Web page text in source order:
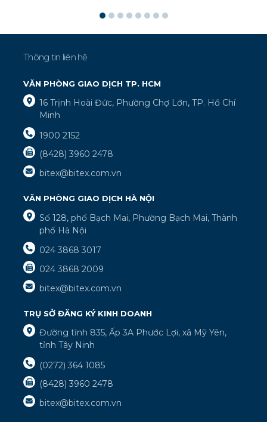
Thông tin liên hệ
VĂN PHÒNG GIAO DỊCH TP. HCM
16 Trịnh Hoài Đức, Phường Chợ Lớn, TP. Hồ Chí
Minh
1900 2152
(8428) 3960 2478
bitex@bitex.com.vn
VĂN PHÒNG GIAO DỊCH HÀ NỘI
Số 128, phố Bạch Mai, Phường Bạch Mai, Thành
phố Hà Nội
024 3868 3017
024 3868 2009
bitex@bitex.com.vn
TRỤ SỞ ĐĂNG KÝ KINH DOANH
Đường tỉnh 835, Ấp 3A Phước Lợi, xã Mỹ Yên,
tỉnh Tây Ninh
(0272) 364 1085
(8428) 3960 2478
bitex@bitex.com.vn